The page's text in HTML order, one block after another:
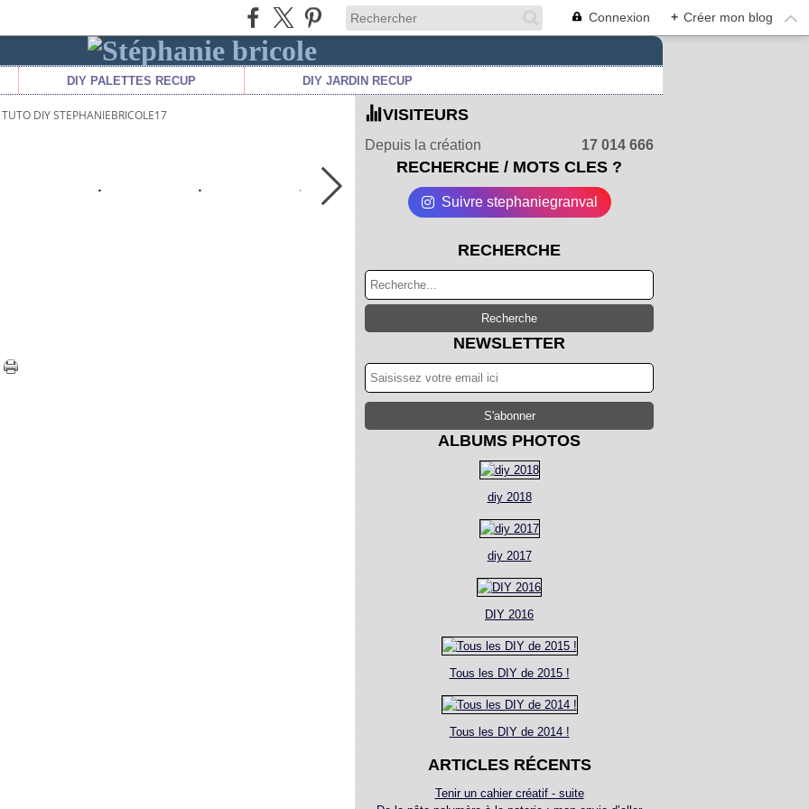
Connexion + Créer mon blog
DIY PALETTES RECUP DIY JARDIN RECUP
TUTO DIY STEPHANIEBRICOLE17 VISITEURS
Depuis la création 17 014 666
RECHERCHE / MOTS CLES ?
Suivre stephaniegranval
RECHERCHE
NEWSLETTER
ALBUMS PHOTOS
diy 2018
diy 2017
DIY 2016
Tous les DIY de 2015 !
Tous les DIY de 2014 !
ARTICLES RÉCENTS
Tenir un cahier créatif - suite